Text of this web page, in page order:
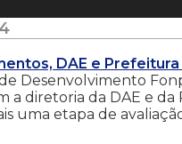
DAE e
Desenvolvimento
a diretoria da DAE e
uma etapa de